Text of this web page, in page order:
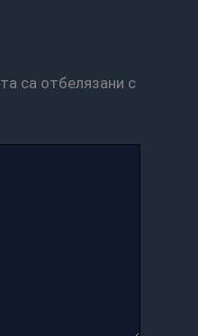
са отбелязани с